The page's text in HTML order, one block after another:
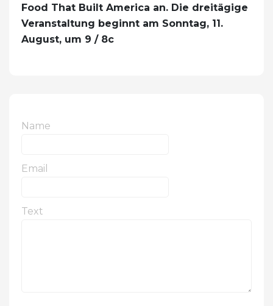
Food That Built America an. Die dreitägige
Veranstaltung beginnt am Sonntag, 11.
August, um 9 / 8c
Name
Email
Text